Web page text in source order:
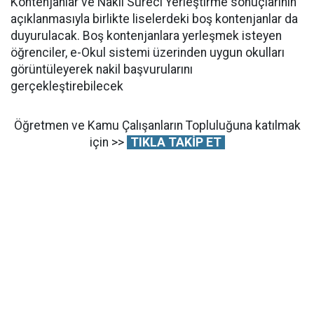
açıklanmasıyla birlikte liselerdeki boş kontenjanlar da
duyurulacak. Boş kontenjanlara yerleşmek isteyen
öğrenciler, e-Okul sistemi üzerinden uygun okulları
görüntüleyerek nakil başvurularını
gerçekleştirebilecek
Öğretmen ve Kamu Çalışanların Topluluğuna katılmak
için >> TIKLA TAKİP ET